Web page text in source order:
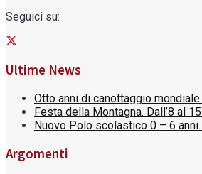
Seguici su:
Ultime News
Otto anni di canottaggio
Festa della Montagna. Dall’8 al
Nuovo Polo scolastico 0 – 6
Argomenti